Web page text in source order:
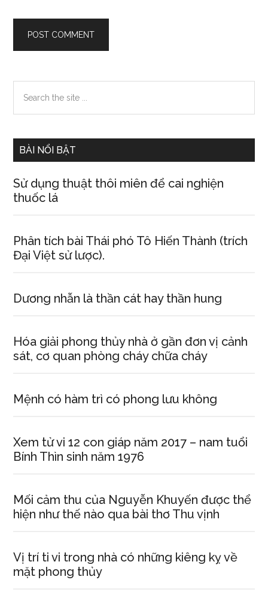
Primary
Sidebar
the
BÀI NỔI BẬT
Sử dụng thuật thôi miên để cai nghiện
thuốc lá
Phân tích bài Thái phó Tô Hiến Thành (trích
Đại Việt sử lược).
Dương nhẫn là thần cát hay thần hung
Hóa giải phong thủy nhà ở gần đơn vị cảnh
sát, cơ quan phòng cháy chữa cháy
Mệnh có hàm trì có phong lưu không
Xem tử vi 12 con giáp năm 2017 – nam tuổi
Bính Thìn sinh năm 1976
Mối cảm thu của Nguyễn Khuyến được thể
hiện như thế nào qua bài thơ Thu vịnh
Vị trí ti vi trong nhà có những kiêng kỵ về
mặt phong thủy